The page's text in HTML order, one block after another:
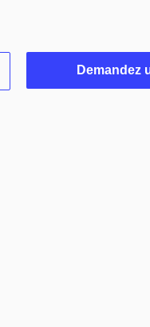
Demandez